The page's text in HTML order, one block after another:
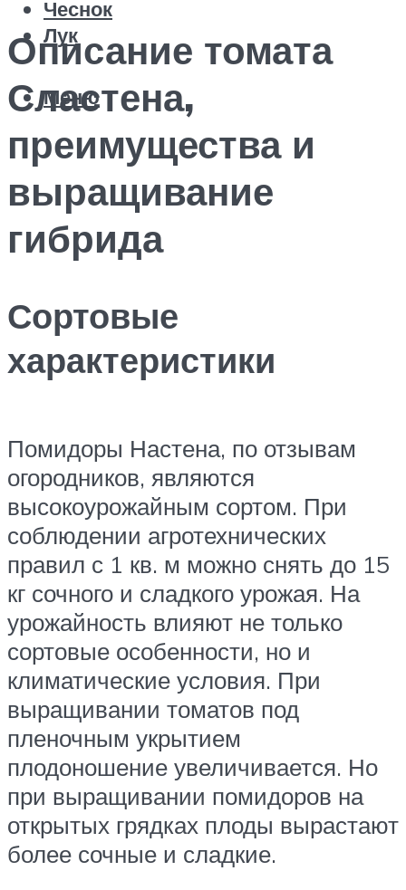
Чеснок
Лук
Меню
Описание томата
Сластена,
преимущества и
выращивание
гибрида
Сортовые
характеристики
Помидоры Настена, по отзывам
огородников, являются
высокоурожайным сортом. При
соблюдении агротехнических
правил с 1 кв. м можно снять до 15
кг сочного и сладкого урожая. На
урожайность влияют не только
сортовые особенности, но и
климатические условия. При
выращивании томатов под
пленочным укрытием
плодоношение увеличивается. Но
при выращивании помидоров на
открытых грядках плоды вырастают
более сочные и сладкие.